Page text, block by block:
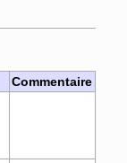
Commentaire